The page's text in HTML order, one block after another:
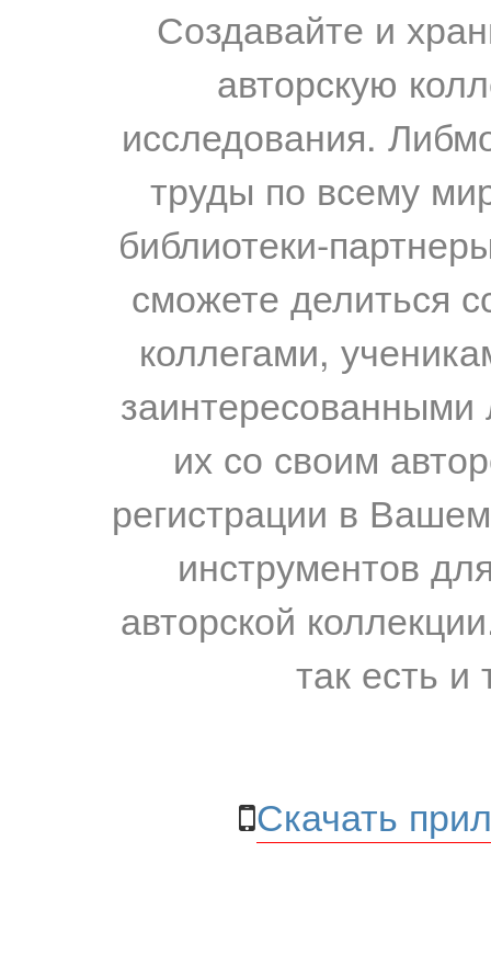
Создавайте и
авторскую
исследования.
труды по всему
библиотеки-
сможете делиться
коллегами,
их со своим
регистрации в
инструментов
авторской
так есть и
Скачать